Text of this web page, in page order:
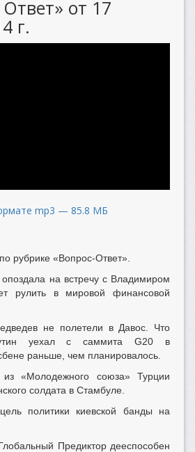
от 17
г.
mp3 — 85.8 МБ
рубрике «Вопрос-Ответ».
на встречу с Владимиром
рулить в мировой финансовой
не полетели в Давос. Что
уехал с саммита G20 в
раньше, чем планировалось.
из «Молодежного союза» Турции
солдата в Стамбуле.
политики киевской банды на
Предиктор дееспособен